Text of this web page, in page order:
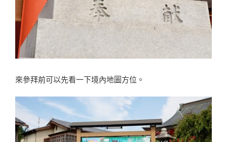
來參拜前可以先看一下境內地圖方位。